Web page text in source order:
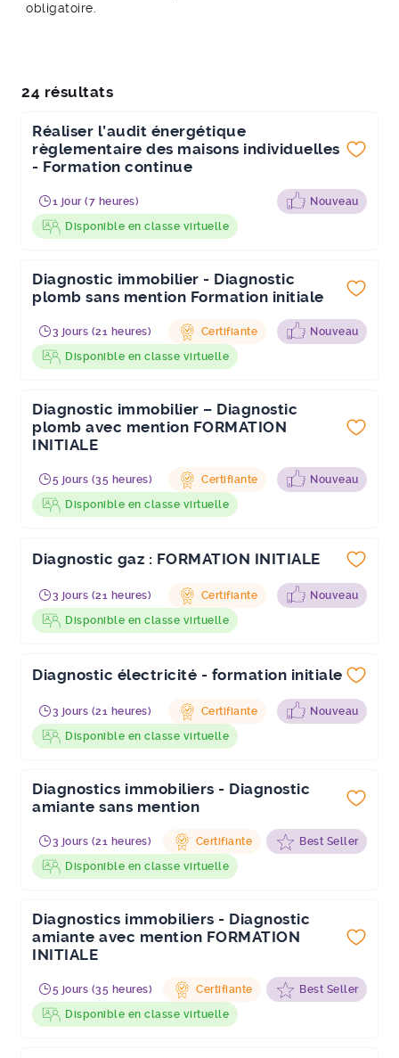
obligatoire.
24 résultats
Réaliser l’audit énergétique
règlementaire des maisons individuelles
- Formation continue
1 jour (7 heures)
Nouveau
Disponible en classe virtuelle
Diagnostic immobilier - Diagnostic
plomb sans mention Formation initiale
3 jours (21 heures) Certifiante
Nouveau
Disponible en classe virtuelle
Diagnostic immobilier – Diagnostic
plomb avec mention FORMATION
INITIALE
5 jours (35 heures) Certifiante
Nouveau
Disponible en classe virtuelle
Diagnostic gaz : FORMATION INITIALE
3 jours (21 heures) Certifiante
Nouveau
Disponible en classe virtuelle
Diagnostic électricité - formation initiale
3 jours (21 heures) Certifiante
Nouveau
Disponible en classe virtuelle
Diagnostics immobiliers - Diagnostic
amiante sans mention
3 jours (21 heures) Certifiante
Best Seller
Disponible en classe virtuelle
Diagnostics immobiliers - Diagnostic
amiante avec mention FORMATION
INITIALE
5 jours (35 heures) Certifiante
Best Seller
Disponible en classe virtuelle